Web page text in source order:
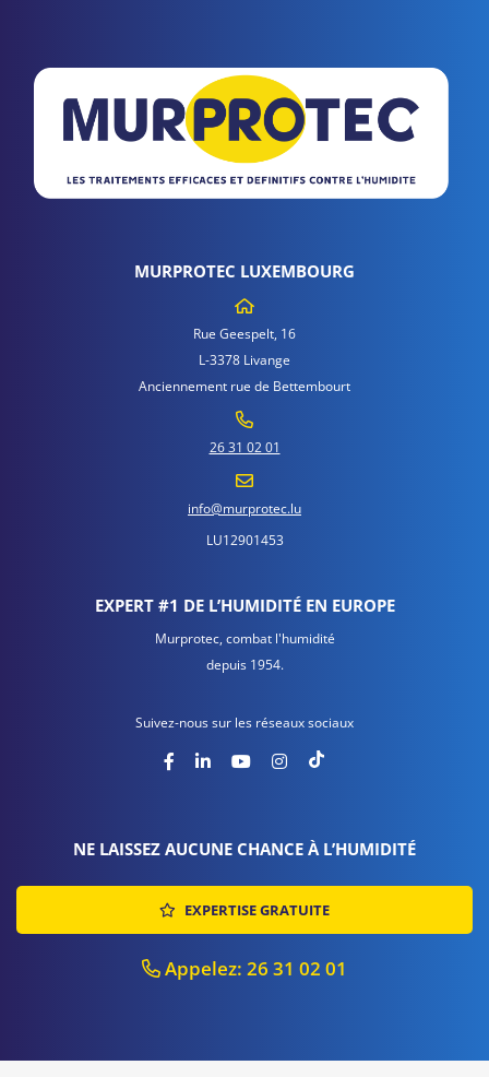
MURPROTEC LUXEMBOURG
Rue Geespelt, 16
L-3378 Livange
Anciennement rue de Bettembourt
26 31 02 01
info@murprotec.lu
LU12901453
EXPERT #1 DE L’HUMIDITÉ EN EUROPE
Murprotec, combat l'humidité
depuis 1954.
Suivez-nous sur les réseaux sociaux
NE LAISSEZ AUCUNE CHANCE À L’HUMIDITÉ
EXPERTISE GRATUITE
Appelez: 26 31 02 01